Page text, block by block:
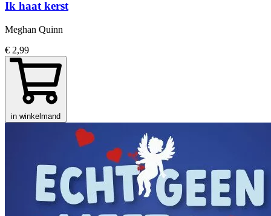
Ik haat kerst
Meghan Quinn
€ 2,99
in winkelmand